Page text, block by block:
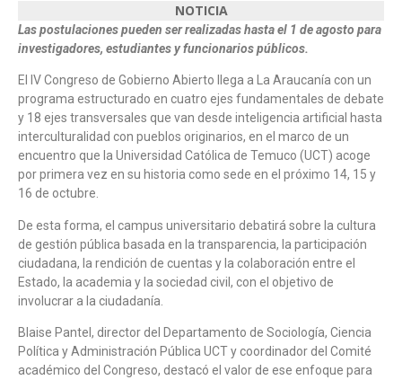
NOTICIA
Las postulaciones pueden ser realizadas hasta el 1 de agosto para
investigadores, estudiantes y funcionarios públicos.
El IV Congreso de Gobierno Abierto llega a La Araucanía con un
programa estructurado en cuatro ejes fundamentales de debate
y 18 ejes transversales que van desde inteligencia artificial hasta
interculturalidad con pueblos originarios, en el marco de un
encuentro que la Universidad Católica de Temuco (UCT) acoge
por primera vez en su historia como sede en el próximo 14, 15 y
16 de octubre.
De esta forma, el campus universitario debatirá sobre la cultura
de gestión pública basada en la transparencia, la participación
ciudadana, la rendición de cuentas y la colaboración entre el
Estado, la academia y la sociedad civil, con el objetivo de
involucrar a la ciudadanía.
Blaise Pantel, director del Departamento de Sociología, Ciencia
Política y Administración Pública UCT y coordinador del Comité
académico del Congreso, destacó el valor de ese enfoque para